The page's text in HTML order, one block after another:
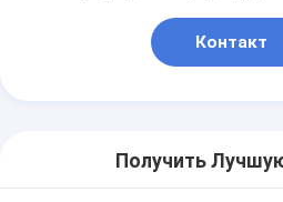
Контакт
Получить